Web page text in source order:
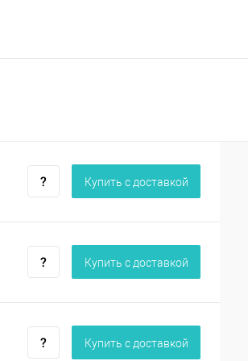
Купить c доставкой
Купить c доставкой
Купить c доставкой